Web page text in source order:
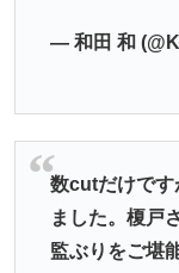
— 和田 和
数cutだけです
ました。榎戸
監ぶりをご堪